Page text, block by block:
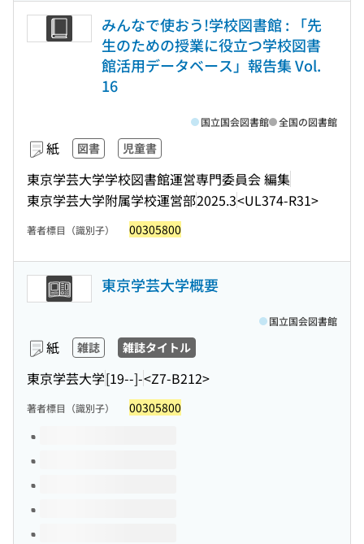
みんなで使おう!学校図書館 : 「先
生のための授業に役立つ学校図書
館活用データベース」報告集 Vol.
16
紙 図書 児童書
東京学芸大学学校図書館運営専門委員会 編集
東京学芸大学附属学校運営部2025.3<UL374-R31>
国立国会図書館 全国の図書館
著者標目（識別子） 00305800
東京学芸大学概要
紙 雑誌 雑誌タイトル
東京学芸大学[19--]-<Z7-B212>
国立国会図書館
著者標目（識別子） 00305800
このタイトルの巻号